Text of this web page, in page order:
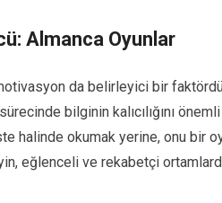
Almanca Oyunlar
da belirleyici bir
bilginin kalıcılığını önemli
halinde okumak yerine, onu bir
eğlenceli ve rekabetçi